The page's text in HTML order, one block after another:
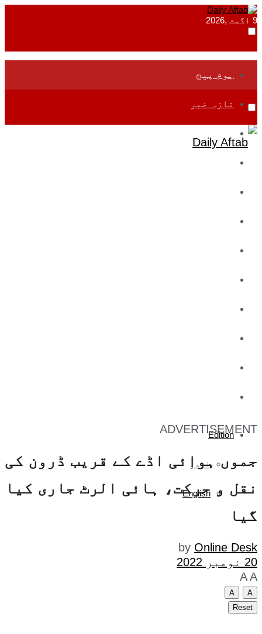
9 اگست ,2026
ہوم پیج
تازہ خبر
Edition
اردو
English
ADVERTISEMENT
جموں ہوائی اڈے کے قریب ڈرون کی
نقل و حرکت، ہائی الرٹ جاری کیا
گیا
by Online Desk
20 نومبر 2022
A A
A
A
Reset